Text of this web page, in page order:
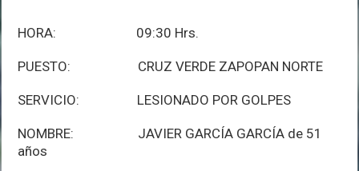
HORA: 09:30 Hrs.
PUESTO: CRUZ VERDE ZAPOPAN NORTE
SERVICIO: LESIONADO POR GOLPES
NOMBRE: JAVIER GARCÍA GARCÍA de 51
años